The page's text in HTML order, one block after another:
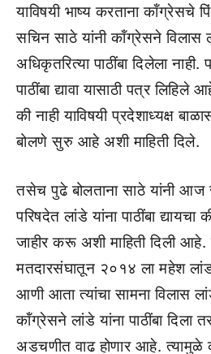
याविषयी भाष्य करताना कॉंग्रेसचे
सचिन साठे यांनी कॉंग्रेसने विलास
अधिकृतरित्या पाठींबा दिलेला
पाठींबा द्यावा यासाठी पत्र लिहिले
की नाही याविषयी प्रदेशाध्यक्ष
बोलणे सुरु आहे अशी माहिती दिले.
तसेच पुढे बोलताना साठे यांनी आज
परिषदेत लांडे यांना पाठींबा द्यायचा
जाहीर करू अशी माहिती दिली आहे.
मतदारसंघातून २०१४ ला महेश
आणी आता त्यांचा सामना विलास
कॉंग्रेसने लांडे यांना पाठींबा दिला
अडचणीत वाढ होणार आहे.